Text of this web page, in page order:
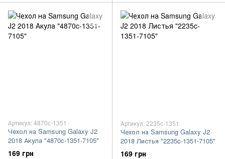
Артикул: 4870c-1351
Чехол на Samsung Galaxy J2
2018 Акула "4870c-1351-7105"
169 грн
Артикул: 2235c-1351
Чехол на Samsung Galaxy J2
2018 Листья "2235c-1351-7105"
169 грн